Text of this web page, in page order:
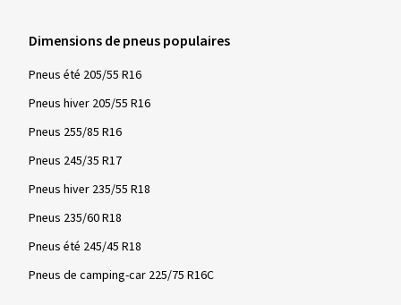
Dimensions de pneus populaires
Pneus été 205/55 R16
Pneus hiver 205/55 R16
Pneus 255/85 R16
Pneus 245/35 R17
Pneus hiver 235/55 R18
Pneus 235/60 R18
Pneus été 245/45 R18
Pneus de camping-car 225/75 R16C